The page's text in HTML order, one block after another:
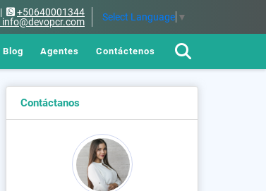
|
+50640001344
info@devopcr.com
Select Language ▼
Blog Agentes Contáctenos
Contáctanos